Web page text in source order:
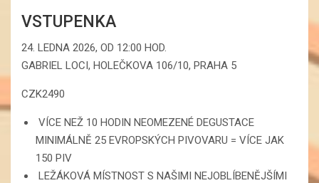
VSTUPENKA
24. LEDNA 2026, OD 12:00 HOD.
GABRIEL LOCI, HOLEČKOVA 106/10, PRAHA 5
CZK2490
VÍCE NEŽ 10 HODIN NEOMEZENÉ DEGUSTACE
MINIMÁLNĚ 25 EVROPSKÝCH PIVOVARU = VÍCE JAK
150 PIV
LEŽÁKOVÁ MÍSTNOST S NAŠIMI NEJOBLÍBENĚJŠÍMI